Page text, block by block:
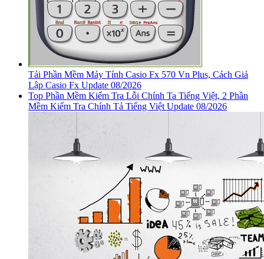
Tải Phần Mềm Máy Tính Casio Fx 570 Vn Plus, Cách Giả
Lập Casio Fx Update 08/2026
Top Phần Mềm Kiểm Tra Lỗi Chính Ta Tiếng Việt, 2 Phần
Mềm Kiểm Tra Chính Tả Tiếng Việt Update 08/2026